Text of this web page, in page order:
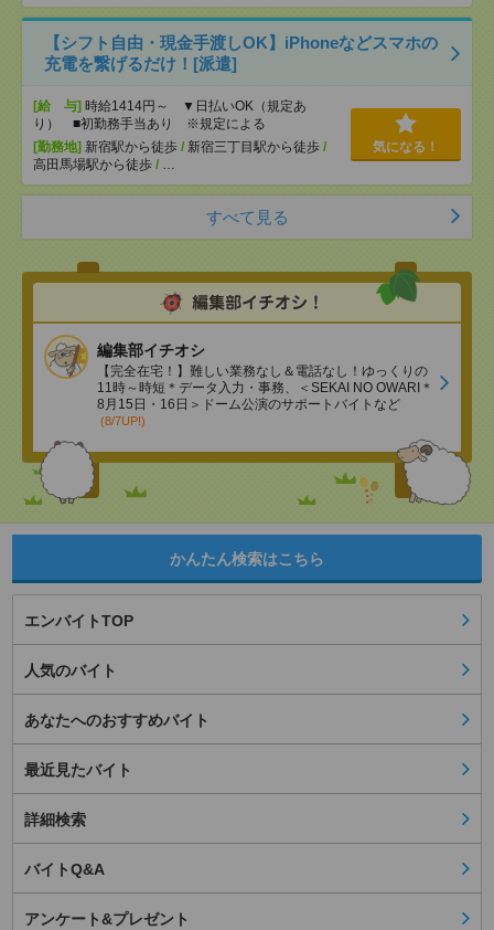
【シフト自由・現金手渡しOK】iPhoneなどスマホの
充電を繋げるだけ！[派遣]
[給 与] 時給1414円～ ▼日払いOK（規定あ
り） ■初勤務手当あり ※規定による
[勤務地] 新宿駅から徒歩 / 新宿三丁目駅から徒歩 /
高田馬場駅から徒歩 / …
気になる！
すべて見る
編集部イチオシ
【完全在宅！】難しい業務なし＆電話なし！ゆっくりの
11時～時短＊データ入力・事務、＜SEKAI NO OWARI＊
8月15日・16日＞ドーム公演のサポートバイトなど
(8/7UP!)
かんたん検索はこちら
エンバイトTOP
人気のバイト
あなたへのおすすめバイト
最近見たバイト
詳細検索
バイトQ&A
アンケート&プレゼント